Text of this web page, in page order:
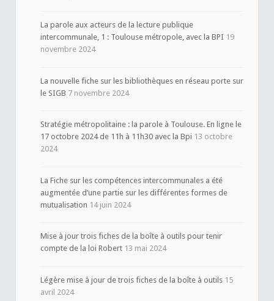
La parole aux acteurs de la lecture publique
intercommunale, 1 : Toulouse métropole, avec la BPI 19
novembre 2024
La nouvelle fiche sur les bibliothèques en réseau porte sur
le SIGB 7 novembre 2024
Stratégie métropolitaine : la parole à Toulouse. En ligne le
17 octobre 2024 de 11h à 11h30 avec la Bpi 13 octobre
2024
La Fiche sur les compétences intercommunales a été
augmentée d’une partie sur les différentes formes de
mutualisation 14 juin 2024
Mise à jour trois fiches de la boîte à outils pour tenir
compte de la loi Robert 13 mai 2024
Légère mise à jour de trois fiches de la boîte à outils 15
avril 2024